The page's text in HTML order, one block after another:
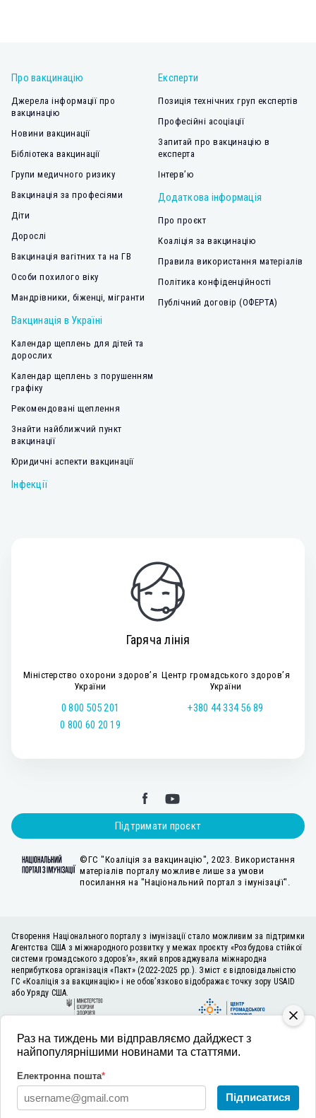
Про вакцинацію
Джерела інформації про
вакцинацію
Новини вакцинації
Бібліотека вакцинації
Групи медичного ризику
Вакцинація за професіями
Діти
Дорослі
Вакцинація вагітних та на ГВ
Особи похилого віку
Мандрівники, біженці, мігранти
Вакцинація в Україні
Календар щеплень для дітей та
дорослих
Календар щеплень з порушенням
графіку
Рекомендовані щеплення
Знайти найближчий пункт
вакцинації
Юридичні аспекти вакцинації
Інфекції
Експерти
Позиція технічних груп експертів
Професійні асоціації
Запитай про вакцинацію в
експерта
Інтерв’ю
Додаткова інформація
Про проєкт
Коаліція за вакцинацію
Правила використання матеріалів
Політика конфіденційності
Публічний договір (ОФЕРТА)
Гаряча лінія
Міністерство охорони здоров’я
України
0 800 505 201
0 800 60 20 19
Центр громадського здоров’я
України
+380 44 334 56 89
Підтримати проєкт
©ГС "Коаліція за вакцинацію", 2023. Використання
матеріалів порталу можливе лише за умови
посилання на "Національний портал з імунізації".
Створення Національного порталу з імунізації стало можливим за підтримки
Агентства США з міжнародного розвитку у межах проєкту «Розбудова стійкої
системи громадського здоров’я», який впроваджувала міжнародна
неприбуткова організація «Пакт» (2022-2025 рр.). Зміст є відповідальністю
ГС «Коаліція за вакцинацію» і не обов’язково відображає точку зору USAID
або Уряду США.
Раз на тиждень ми відправляємо дайджест з
найпопулярнішими новинами та статтями.
Електронна пошта*
Підписатися